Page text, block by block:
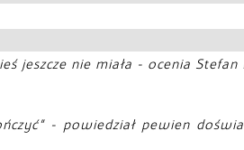
jeszcze nie miała - ocenia
- powiedział pewien